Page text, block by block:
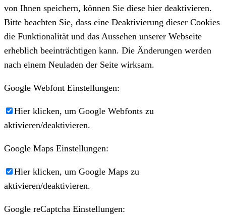
von Ihnen speichern, können Sie diese hier deaktivieren.
Bitte beachten Sie, dass eine Deaktivierung dieser Cookies
die Funktionalität und das Aussehen unserer Webseite
erheblich beeinträchtigen kann. Die Änderungen werden
nach einem Neuladen der Seite wirksam.
Google Webfont Einstellungen:
Hier klicken, um Google Webfonts zu
aktivieren/deaktivieren.
Google Maps Einstellungen:
Hier klicken, um Google Maps zu
aktivieren/deaktivieren.
Google reCaptcha Einstellungen: